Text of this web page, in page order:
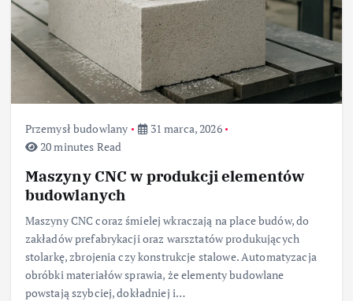
Przemysł budowlany
31 marca, 2026
20 minutes Read
Maszyny CNC w produkcji elementów
budowlanych
Maszyny CNC coraz śmielej wkraczają na place budów, do
zakładów prefabrykacji oraz warsztatów produkujących
stolarkę, zbrojenia czy konstrukcje stalowe. Automatyzacja
obróbki materiałów sprawia, że elementy budowlane
powstają szybciej, dokładniej i…